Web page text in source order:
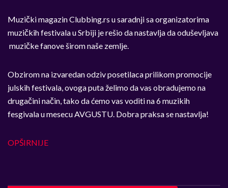
Muzički magazin Clubbing.rs u saradnji sa organizatorima
muzičkih festivala u Srbiji je rešio da nastavlja da oduševljava
muzičke fanove širom naše zemlje.
Obzirom na izvaredan odziv posetilaca prilikom promocije
julskih festivala, ovoga puta želimo da vas obradujemo na
drugačini način, tako da ćemo vas voditi na 6 muzikih
fesgivala u mesecu AVGUSTU. Dobra praksa se nastavlja!
OPŠIRNIJE